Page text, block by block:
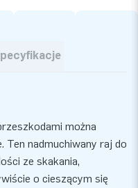
można
Ten nadmuchiwany raj do
ze skakania,
o cieszącym się